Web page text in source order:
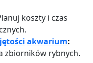
koszty i czas
akwarium:
zbiorników rybnych.